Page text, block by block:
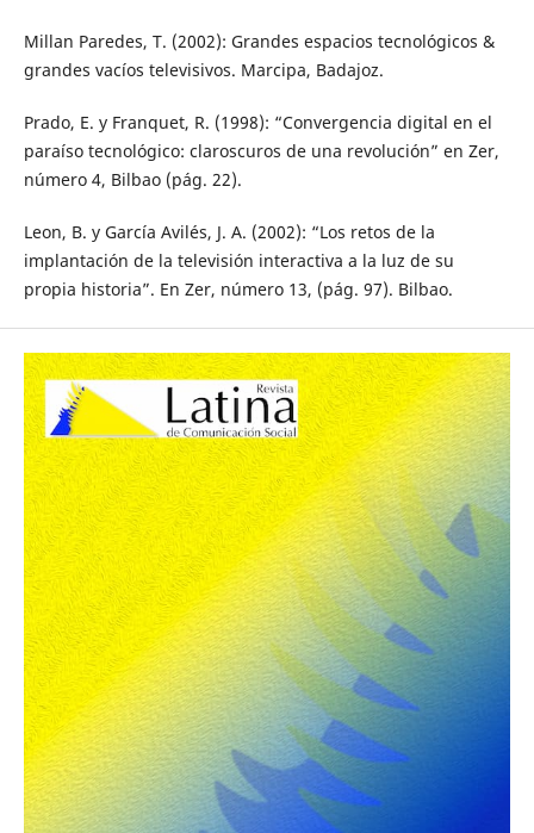
Millan Paredes, T. (2002): Grandes espacios tecnológicos &
grandes vacíos televisivos. Marcipa, Badajoz.
Prado, E. y Franquet, R. (1998): “Convergencia digital en el
paraíso tecnológico: claroscuros de una revolución” en Zer,
número 4, Bilbao (pág. 22).
Leon, B. y García Avilés, J. A. (2002): “Los retos de la
implantación de la televisión interactiva a la luz de su
propia historia”. En Zer, número 13, (pág. 97). Bilbao.